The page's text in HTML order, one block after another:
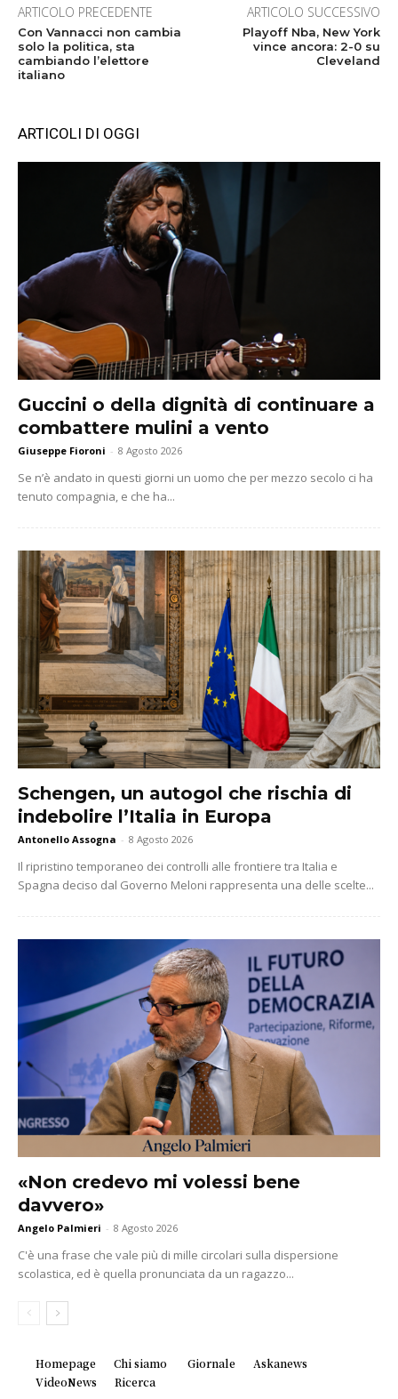
ARTICOLO PRECEDENTE
Con Vannacci non cambia
solo la politica, sta
cambiando l’elettore
italiano
ARTICOLO SUCCESSIVO
Playoff Nba, New York
vince ancora: 2-0 su
Cleveland
ARTICOLI DI OGGI
Guccini o della dignità di continuare a
combattere mulini a vento
Giuseppe Fioroni - 8 Agosto 2026
Se n’è andato in questi giorni un uomo che per mezzo secolo ci ha
tenuto compagnia, e che ha...
Schengen, un autogol che rischia di
indebolire l’Italia in Europa
Antonello Assogna - 8 Agosto 2026
Il ripristino temporaneo dei controlli alle frontiere tra Italia e
Spagna deciso dal Governo Meloni rappresenta una delle scelte...
«Non credevo mi volessi bene
davvero»
Angelo Palmieri - 8 Agosto 2026
C'è una frase che vale più di mille circolari sulla dispersione
scolastica, ed è quella pronunciata da un ragazzo...
Homepage Chi siamo Giornale
Askanews
VideoNews
Ricerca